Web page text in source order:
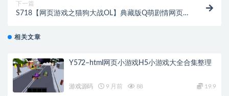
下一篇
S718【网页游戏之猫狗大战OL】典藏版Q萌剧情网页
相关文章
Y572–html网页小游戏H5小游戏大全合集整理
游戏源码 9 月前 88 19.9